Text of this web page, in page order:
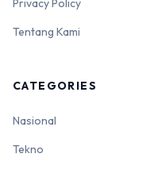
Privacy Policy
Tentang Kami
CATEGORIES
Nasional
Tekno